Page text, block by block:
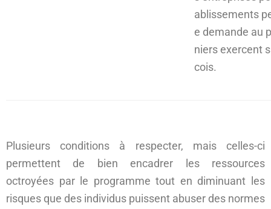
ablissements
e demande au
niers exercent
cois.
Plusieurs conditions à respecter, mais celles-ci
permettent de bien encadrer les ressources
octroyées par le programme tout en diminuant les
risques que des individus puissent abuser des normes